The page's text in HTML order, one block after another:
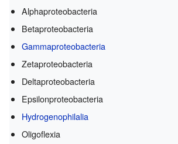
Alphaproteobacteria
Betaproteobacteria
Gammaproteobacteria
Zetaproteobacteria
Deltaproteobacteria
Epsilonproteobacteria
Hydrogenophilalia
Oligoflexia